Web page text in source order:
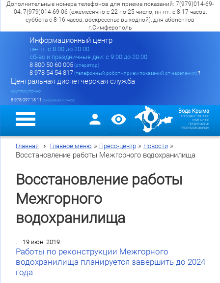
Дополнительные номера телефонов для приема показаний: 7(979)014-69-
04, 7(979)014-69-06 (ежемесячно с 22 по 25 число, пн-пт. с 8-17 часов,
суббота с 8-16 часов, воскресенье выходной), для абонентов
г.Симферополь
Информационный центр
пн-пт: c 8:00 до 20:00
сб-вс и праздничные дни: с 9:00 до 20:00
8 800 50 60 005(оператор)
8 978 54 54 817(телефонный робот - прием показаний от населения)?
Центральная диспетчерская служба
круглосуточно
8 978 097 18 11 (аварийная служба)
Вода Крыма
ГОСУДАРСТВЕННОЕ
УНИТАРНОЕ
ПРЕДПРИЯТИЕ
РЕСПУБЛИКИ КРЫМ
Главная Главное меню » Пресс-центр» Новости»
Восстановление работы Межгорного водохранилища
Восстановление работы
Межгорного
водохранилища
19 июн. 2019
Работы по реконструкции Межгорного
водохранилища планируется завершить до 2024
года